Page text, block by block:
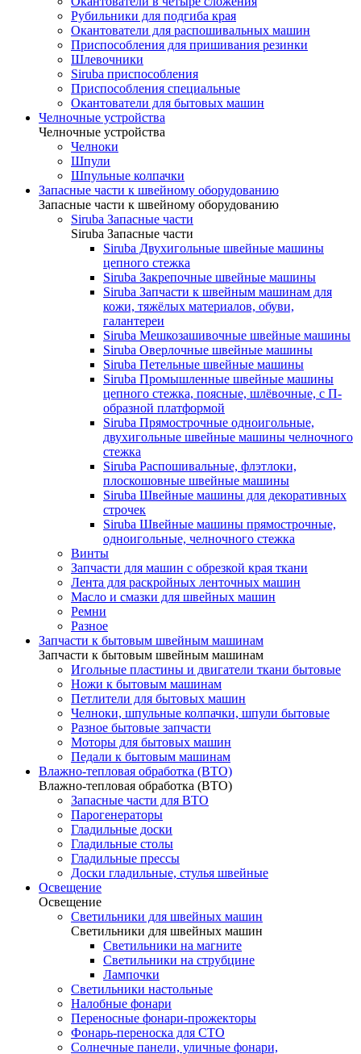
Рубильники для подгиба края
Окантователи для распошивальных машин
Приспособления для пришивания резинки
Шлевочники
Siruba приспособления
Приспособления специальные
Окантователи для бытовых машин
Челночные устройства
Челночные устройства
Челноки
Шпули
Шпульные колпачки
Запасные части к швейному оборудованию
Запасные части к швейному оборудованию
Siruba Запасные части
Siruba Запасные части
Siruba Двухигольные швейные машины
цепного стежка
Siruba Закрепочные швейные машины
Siruba Запчасти к швейным машинам для
кожи, тяжёлых материалов, обуви,
галантереи
Siruba Мешкозашивочные швейные машины
Siruba Оверлочные швейные машины
Siruba Петельные швейные машины
Siruba Промышленные швейные машины
цепного стежка, поясные, шлёвочные, с П-
образной платформой
Siruba Прямострочные одноигольные,
двухигольные швейные машины челночного
стежка
Siruba Распошивальные, флэтлоки,
плоскошовные швейные машины
Siruba Швейные машины для декоративных
строчек
Siruba Швейные машины прямострочные,
одноигольные, челночного стежка
Винты
Запчасти для машин с обрезкой края ткани
Лента для раскройных ленточных машин
Масло и смазки для швейных машин
Ремни
Разное
Запчасти к бытовым швейным машинам
Запчасти к бытовым швейным машинам
Игольные пластины и двигатели ткани бытовые
Ножи к бытовым машинам
Петлители для бытовых машин
Челноки, шпульные колпачки, шпули бытовые
Разное бытовые запчасти
Моторы для бытовых машин
Педали к бытовым машинам
Влажно-тепловая обработка (ВТО)
Влажно-тепловая обработка (ВТО)
Запасные части для ВТО
Парогенераторы
Гладильные доски
Гладильные столы
Гладильные прессы
Доски гладильные, стулья швейные
Освещение
Освещение
Светильники для швейных машин
Светильники для швейных машин
Светильники на магните
Светильники на струбцине
Лампочки
Светильники настольные
Налобные фонари
Переносные фонари-прожекторы
Фонарь-переноска для СТО
Солнечные панели, уличные фонари,